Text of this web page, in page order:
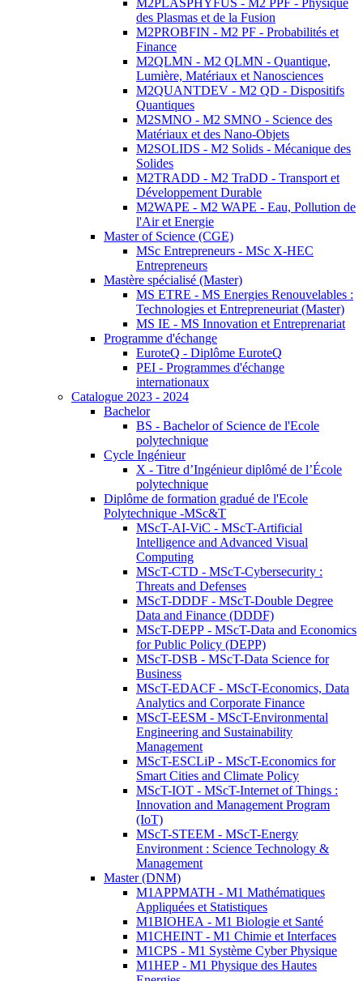
M2PLASPHYFUS - M2 PPF - Physique
des Plasmas et de la Fusion
M2PROBFIN - M2 PF - Probabilités et
Finance
M2QLMN - M2 QLMN - Quantique,
Lumière, Matériaux et Nanosciences
M2QUANTDEV - M2 QD - Dispositifs
Quantiques
M2SMNO - M2 SMNO - Science des
Matériaux et des Nano-Objets
M2SOLIDS - M2 Solids - Mécanique des
Solides
M2TRADD - M2 TraDD - Transport et
Développement Durable
M2WAPE - M2 WAPE - Eau, Pollution de
l'Air et Energie
Master of Science (CGE)
MSc Entrepreneurs - MSc X-HEC
Entrepreneurs
Mastère spécialisé (Master)
MS ETRE - MS Energies Renouvelables :
Technologies et Entrepreneuriat (Master)
MS IE - MS Innovation et Entreprenariat
Programme d'échange
EuroteQ - Diplôme EuroteQ
PEI - Programmes d'échange
internationaux
Catalogue 2023 - 2024
Bachelor
BS - Bachelor of Science de l'Ecole
polytechnique
Cycle Ingénieur
X - Titre d’Ingénieur diplômé de l’École
polytechnique
Diplôme de formation gradué de l'Ecole
Polytechnique -MSc&T
MScT-AI-ViC - MScT-Artificial
Intelligence and Advanced Visual
Computing
MScT-CTD - MScT-Cybersecurity :
Threats and Defenses
MScT-DDDF - MScT-Double Degree
Data and Finance (DDDF)
MScT-DEPP - MScT-Data and Economics
for Public Policy (DEPP)
MScT-DSB - MScT-Data Science for
Business
MScT-EDACF - MScT-Economics, Data
Analytics and Corporate Finance
MScT-EESM - MScT-Environmental
Engineering and Sustainability
Management
MScT-ESCLiP - MScT-Economics for
Smart Cities and Climate Policy
MScT-IOT - MScT-Internet of Things :
Innovation and Management Program
(IoT)
MScT-STEEM - MScT-Energy
Environment : Science Technology &
Management
Master (DNM)
M1APPMATH - M1 Mathématiques
Appliquées et Statistiques
M1BIOHEA - M1 Biologie et Santé
M1CHEINT - M1 Chimie et Interfaces
M1CPS - M1 Système Cyber Physique
M1HEP - M1 Physique des Hautes